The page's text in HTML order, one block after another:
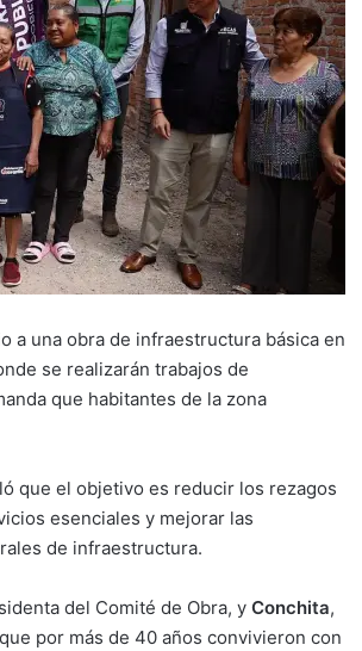
a una obra de infraestructura básica en
se realizarán trabajos de
que habitantes de la zona
que el objetivo es reducir los rezagos
esenciales y mejorar las
de infraestructura.
del Comité de Obra, y Conchita,
por más de 40 años convivieron con